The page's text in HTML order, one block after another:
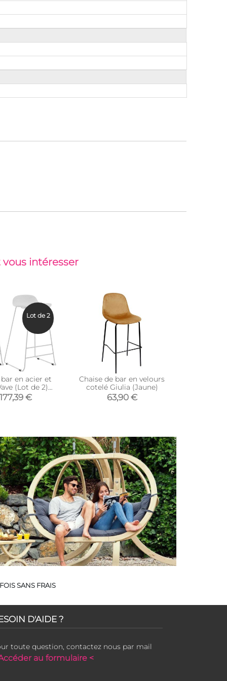
intéresser
en acier et
(Lot de 2)
177,39 €
Lot de 2
Chaise de bar en velours
cotelé Giulia (Jaune)
63,90 €
SANS FRAIS
D'AIDE ?
toute question, contactez nous par mail
au formulaire <